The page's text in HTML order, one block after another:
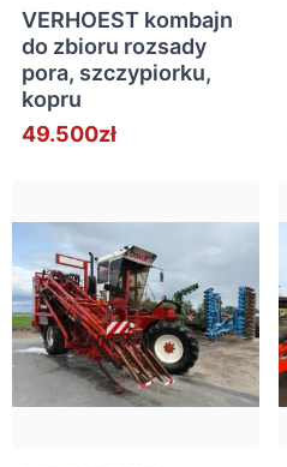
VERHOEST kombajn
do zbioru rozsady
pora, szczypiorku,
kopru
49.500zł